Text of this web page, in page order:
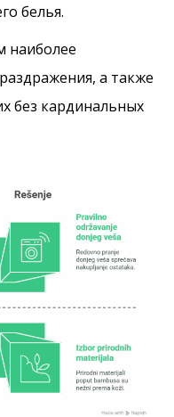
белья.
наиболее
а также
без кардинальных